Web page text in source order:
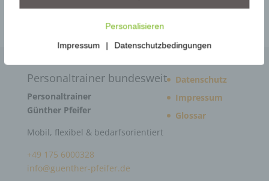
Personaltrainer bundesweit
Personaltrainer
Günther Pfeifer
Mobil, flexibel & bedarfsorientiert
+49 175 6000328
info@guenther-pfeifer.de
Datenschutz
Impressum
Glossar
Personalisieren
Impressum | Datenschutzbedingungen